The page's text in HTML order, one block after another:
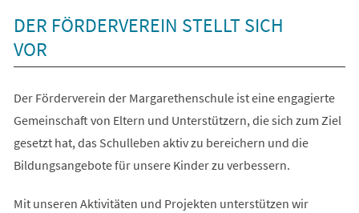
DER FÖRDERVEREIN STELLT SICH
VOR
Der Förderverein der Margarethenschule ist eine engagierte
Gemeinschaft von Eltern und Unterstützern, die sich zum Ziel
gesetzt hat, das Schulleben aktiv zu bereichern und die
Bildungsangebote für unsere Kinder zu verbessern.
Mit unseren Aktivitäten und Projekten unterstützen wir